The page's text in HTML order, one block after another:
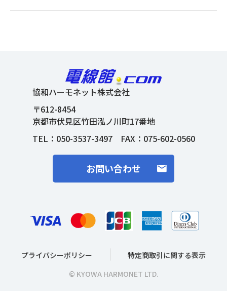
協和ハーモネット株式会社
〒612-8454
京都市伏見区竹田泓ノ川町17番地
TEL： 050-3537-3497FAX：075-602-0560
お問い合わせ
プライバシーポリシー
特定商取引に関する表示
© KYOWA HARMONET LTD.